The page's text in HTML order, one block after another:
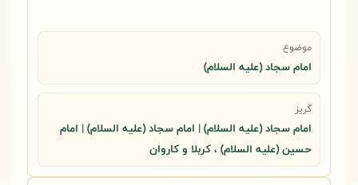
موضوع
امام سجاد (علیه السلام)
گریز
امام سجاد (علیه السلام) | امام سجاد (علیه السلام) | امام
حسین (علیه السلام) ، کربلا و کاروان